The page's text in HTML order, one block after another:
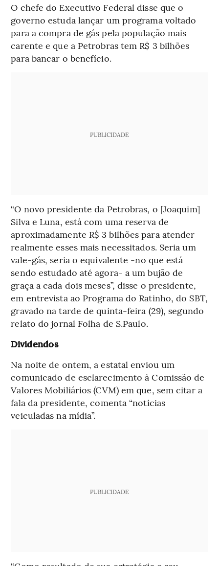
O chefe do Executivo Federal disse que o
governo estuda lançar um programa voltado
para a compra de gás pela população mais
carente e que a Petrobras tem R$ 3 bilhões
para bancar o benefício.
PUBLICIDADE
“O novo presidente da Petrobras, o [Joaquim]
Silva e Luna, está com uma reserva de
aproximadamente R$ 3 bilhões para atender
realmente esses mais necessitados. Seria um
vale-gás, seria o equivalente -no que está
sendo estudado até agora- a um bujão de
graça a cada dois meses”, disse o presidente,
em entrevista ao Programa do Ratinho, do SBT,
gravado na tarde de quinta-feira (29), segundo
relato do jornal Folha de S.Paulo.
Dividendos
Na noite de ontem, a estatal enviou um
comunicado de esclarecimento à Comissão de
Valores Mobiliários (CVM) em que, sem citar a
fala da presidente, comenta “notícias
veiculadas na mídia”.
PUBLICIDADE